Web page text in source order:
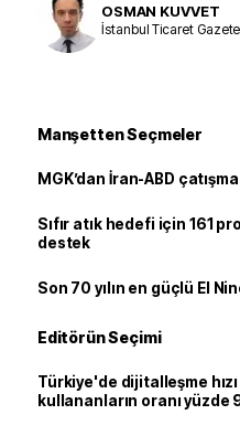
OSMAN KUVVET
İstanbul Ticaret
Manşetten Seçmeler
MGK’dan İran-ABD
Sıfır atık hedefi için 161
destek
Son 70 yılın en güçlü El
Editörün Seçimi
Türkiye'de dijitalleşme
kullananların oranı yüzde